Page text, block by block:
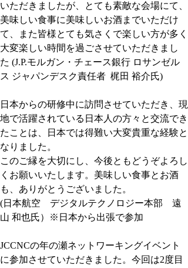
いただきましたが、とても素敵な会場にて、
美味しい食事に美味しいお酒までいただけ
て、また皆様とても気さくで楽しい方が多く
大変楽しい時間を過ごさせていただきまし
た (J.P.モルガン・チェース銀行 ロサンゼル
ス ジャパンデスク責任者  梶田 裕介氏)
日本からの研修中に訪問させていただき、現
地で活躍されている日本人の方々と交流でき
たことは、日本では得難い大変貴重な経験と
なりました。
このご縁を大切にし、今後ともどうぞよろし
くお願いいたします。美味しい食事とお酒
も、ありがとうございました。
(日本航空　デジタルテクノロジー本部　遠
山 和也氏）※日本から出張で参加
JCCNCの年の瀬ネットワーキングイベント
に参加させていただきました。今回は2度目